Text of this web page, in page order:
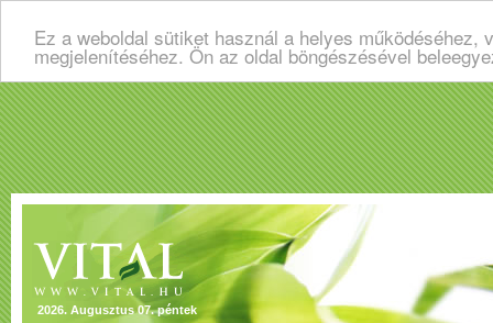
Ez a weboldal sütiket használ a helyes
megjelenítéséhez. Ön az oldal böngészésével
2026. Augusztus 07. péntek